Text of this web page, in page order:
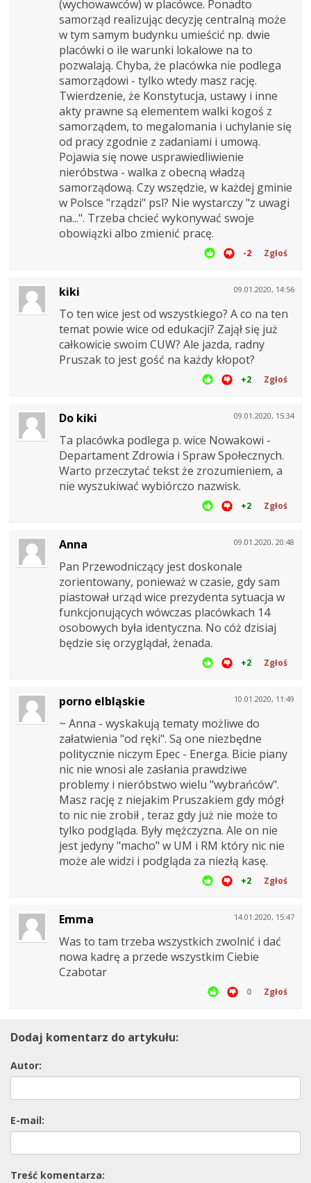
(wychowawców) w placówce. Ponadto
samorząd realizując decyzję centralną może
w tym samym budynku umieścić np. dwie
placówki o ile warunki lokalowe na to
pozwalają. Chyba, że placówka nie podlega
samorządowi - tylko wtedy masz rację.
Twierdzenie, że Konstytucja, ustawy i inne
akty prawne są elementem walki kogoś z
samorządem, to megalomania i uchylanie się
od pracy zgodnie z zadaniami i umową.
Pojawia się nowe usprawiedliwienie
nieróbstwa - walka z obecną władzą
samorządową. Czy wszędzie, w każdej gminie
w Polsce "rządzi" psl? Nie wystarczy "z uwagi
na...". Trzeba chcieć wykonywać swoje
obowiązki albo zmienić pracę.
-2 Zgłoś
09.01.2020, 14:56
kiki
To ten wice jest od wszystkiego? A co na ten
temat powie wice od edukacji? Zajął się już
całkowicie swoim CUW? Ale jazda, radny
Pruszak to jest gość na każdy kłopot?
+2 Zgłoś
09.01.2020, 15:34
Do kiki
Ta placówka podlega p. wice Nowakowi -
Departament Zdrowia i Spraw Społecznych.
Warto przeczytać tekst że zrozumieniem, a
nie wyszukiwać wybiórczo nazwisk.
+2 Zgłoś
09.01.2020, 20:48
Anna
Pan Przewodniczący jest doskonale
zorientowany, ponieważ w czasie, gdy sam
piastował urząd wice prezydenta sytuacja w
funkcjonujących wówczas placówkach 14
osobowych była identyczna. No cóż dzisiaj
będzie się orzyglądał, żenada.
+2 Zgłoś
10.01.2020, 11:49
porno elbląskie
~ Anna - wyskakują tematy możliwe do
załatwienia "od ręki". Są one niezbędne
politycznie niczym Epec - Energa. Bicie piany
nic nie wnosi ale zasłania prawdziwe
problemy i nieróbstwo wielu "wybrańców".
Masz rację z niejakim Pruszakiem gdy mógł
to nic nie zrobił , teraz gdy już nie może to
tylko podgląda. Były mężczyzna. Ale on nie
jest jedyny "macho" w UM i RM który nic nie
może ale widzi i podgląda za niezłą kasę.
+2 Zgłoś
14.01.2020, 15:47
Emma
Was to tam trzeba wszystkich zwolnić i dać
nowa kadrę a przede wszystkim Ciebie
Czabotar
0 Zgłoś
Dodaj komentarz do artykułu:
Autor:
E-mail:
Treść komentarza: